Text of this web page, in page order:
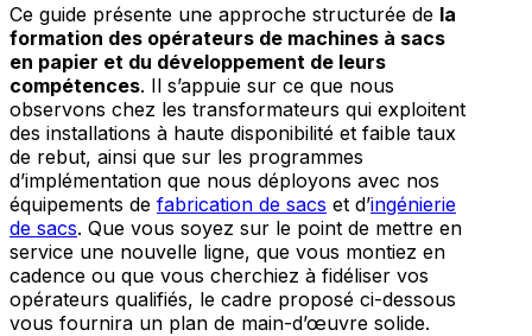
Ce guide présente une approche structurée de la
formation des opérateurs de machines à sacs
en papier et du développement de leurs
compétences. Il s’appuie sur ce que nous
observons chez les transformateurs qui exploitent
des installations à haute disponibilité et faible taux
de rebut, ainsi que sur les programmes
d’implémentation que nous déployons avec nos
équipements de fabrication de sacs et d’ingénierie
de sacs. Que vous soyez sur le point de mettre en
service une nouvelle ligne, que vous montiez en
cadence ou que vous cherchiez à fidéliser vos
opérateurs qualifiés, le cadre proposé ci-dessous
vous fournira un plan de main-d’œuvre solide.